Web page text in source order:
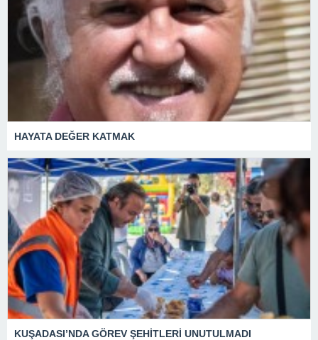
HAYATA DEĞER KATMAK
KUŞADASI’NDA GÖREV ŞEHİTLERİ UNUTULMADI